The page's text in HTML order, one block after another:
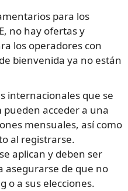
para los
no hay ofertas y
los operadores con
bienvenida ya no están
internacionales que se
acceder a una
mensuales, así como
al registrarse.
aplican y deben ser
asegurarse de que no
o a sus elecciones.